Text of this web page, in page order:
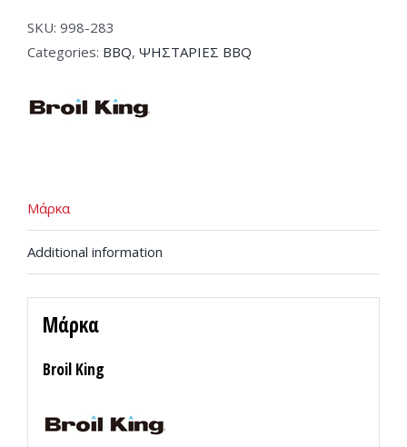
SKU: 998-283
Categories: BBQ, ΨΗΣΤΑΡΙΕΣ BBQ
Μάρκα
Additional information
Μάρκα
Broil King